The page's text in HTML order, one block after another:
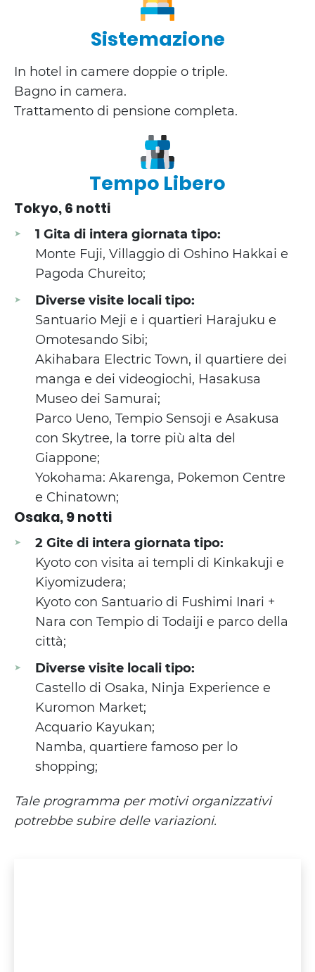
Sistemazione
In hotel in camere doppie o triple.
Bagno in camera.
Trattamento di pensione completa.
Tempo Libero
Tokyo, 6 notti
1 Gita di intera giornata tipo:
Monte Fuji, Villaggio di Oshino Hakkai e
Pagoda Chureito;
Diverse visite locali tipo:
Santuario Meji e i quartieri Harajuku e
Omotesando Sibi;
Akihabara Electric Town, il quartiere dei
manga e dei videogiochi, Hasakusa
Museo dei Samurai;
Parco Ueno, Tempio Sensoji e Asakusa
con Skytree, la torre più alta del
Giappone;
Yokohama: Akarenga, Pokemon Centre
e Chinatown;
Osaka, 9 notti
2 Gite di intera giornata tipo:
Kyoto con visita ai templi di Kinkakuji e
Kiyomizudera;
Kyoto con Santuario di Fushimi Inari +
Nara con Tempio di Todaiji e parco della
città;
Diverse visite locali tipo:
Castello di Osaka, Ninja Experience e
Kuromon Market;
Acquario Kayukan;
Namba, quartiere famoso per lo
shopping;
Tale programma per motivi organizzativi
potrebbe subire delle variazioni.